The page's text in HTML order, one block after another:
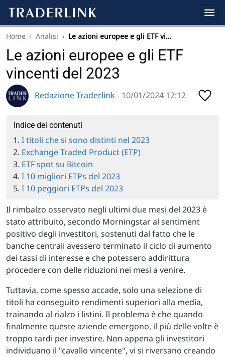
Home › Analisi › Le azioni europee e gli ETF vi…
Le azioni europee e gli ETF
vincenti del 2023
Redazione Traderlink - 10/01/2024 12:12
Indice dei contenuti
I titoli che si sono distinti nel 2023
Exchange Traded Product (ETP)
ETF spot su Bitcoin
I 10 migliori ETPs del 2023
I 10 peggiori ETPs del 2023
Il rimbalzo osservato negli ultimi due mesi del 2023 è
stato attribuito, secondo Morningstar al sentiment
positivo degli investitori, sostenuti dal fatto che le
banche centrali avessero terminato il ciclo di aumento
dei tassi di interesse e che potessero addirittura
procedere con delle riduzioni nei mesi a venire.
Tuttavia, come spesso accade, solo una selezione di
titoli ha conseguito rendimenti superiori alla media,
trainando al rialzo i listini. Il problema è che quando
finalmente queste aziende emergono, il più delle volte è
troppo tardi per investire. Non appena gli investitori
individuano il "cavallo vincente", vi si riversano creando